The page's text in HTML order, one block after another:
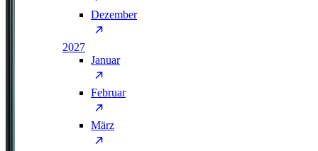
Dezember
2027
Januar
Februar
März